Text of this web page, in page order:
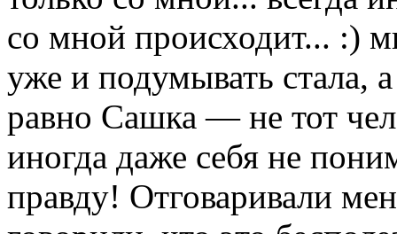
со мной происходит... :)
уже и подумывать стала,
равно Сашка — не тот
иногда даже себя не
правду! Отговаривали